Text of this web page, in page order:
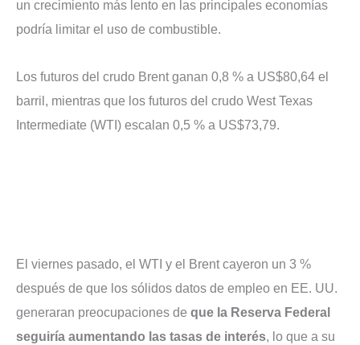
un crecimiento más lento en las principales economías
podría limitar el uso de combustible.
Los futuros del crudo Brent ganan 0,8 % a US$80,64 el
barril, mientras que los futuros del crudo West Texas
Intermediate (WTI) escalan 0,5 % a US$73,79.
El viernes pasado, el WTI y el Brent cayeron un 3 %
después de que los sólidos datos de empleo en EE. UU.
generaran preocupaciones de que la Reserva Federal
seguiría aumentando las tasas de interés, lo que a su